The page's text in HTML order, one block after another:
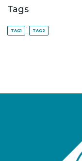
Tags
TAG1 TAG2